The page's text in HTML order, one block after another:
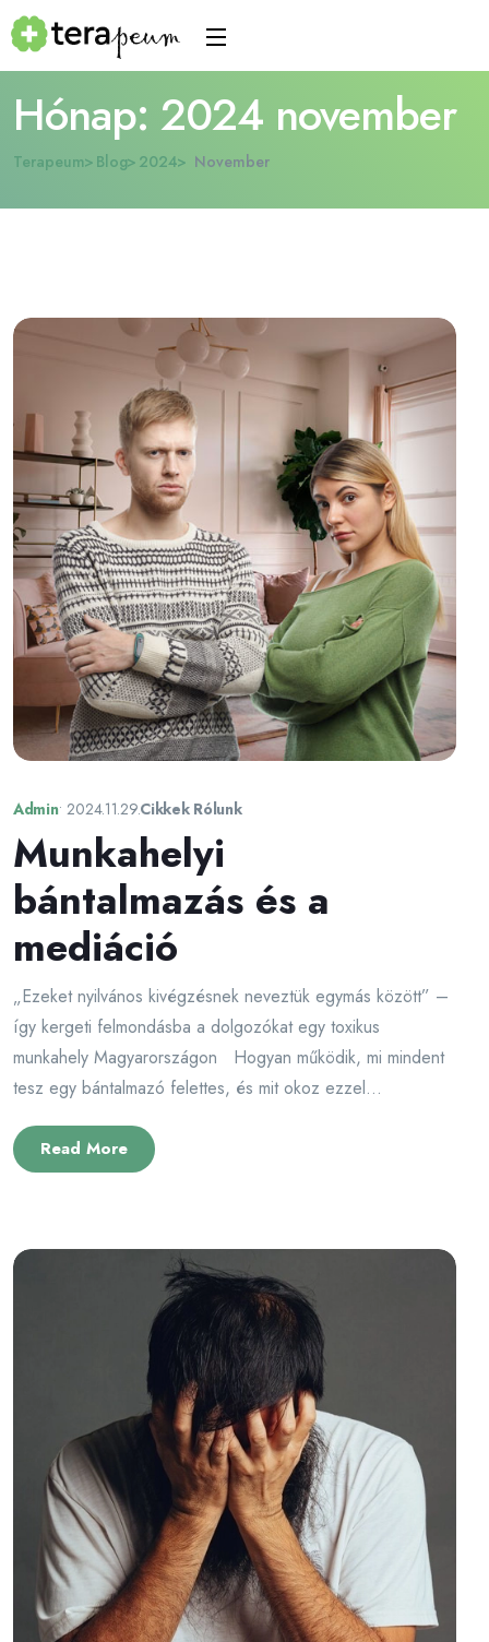
Hónap: 2024 november
Terapeum Blog 2024 November
Admin• 2024.11.29.Cikkek Rólunk
Munkahelyi
bántalmazás és a
mediáció
„Ezeket nyilvános kivégzésnek neveztük egymás között” –
így kergeti felmondásba a dolgozókat egy toxikus
munkahely Magyarországon Hogyan működik, mi mindent
tesz egy bántalmazó felettes, és mit okoz ezzel...
Read More